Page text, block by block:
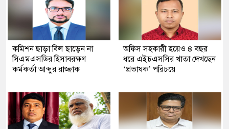
কমিশন ছাড়া বিল ছাড়েন না
সিএমএসডির হিসাবরক্ষণ
কর্মকর্তা আব্দুর রাজ্জাক
অফিস সহকারী হয়েও ৪ বছর
ধরে এইচএসসির খাতা দেখছেন
‘প্রভাষক’ পরিচয়ে